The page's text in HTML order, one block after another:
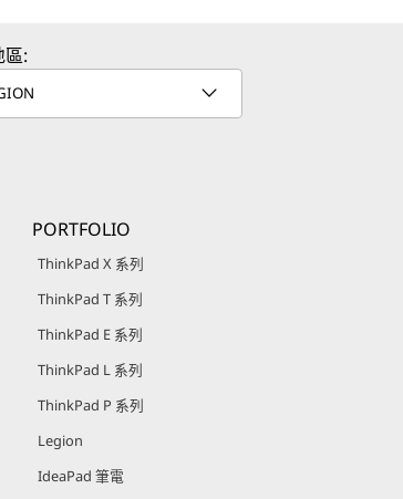
:
PORTFOLIO
ThinkPad X 系列
ThinkPad T 系列
ThinkPad E 系列
ThinkPad L 系列
ThinkPad P 系列
Legion
IdeaPad 筆電